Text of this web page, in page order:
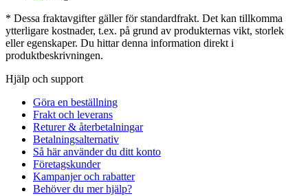
* Dessa fraktavgifter gäller för standardfrakt. Det kan tillkomma
ytterligare kostnader, t.ex. på grund av produkternas vikt, storlek
eller egenskaper. Du hittar denna information direkt i
produktbeskrivningen.
Hjälp och support
Göra en beställning
Frakt och leverans
Returer & återbetalningar
Betalningsalternativ
Så här använder du ditt konto
Företagskunder
Kampanjer och rabatter
Behöver du mer hjälp?